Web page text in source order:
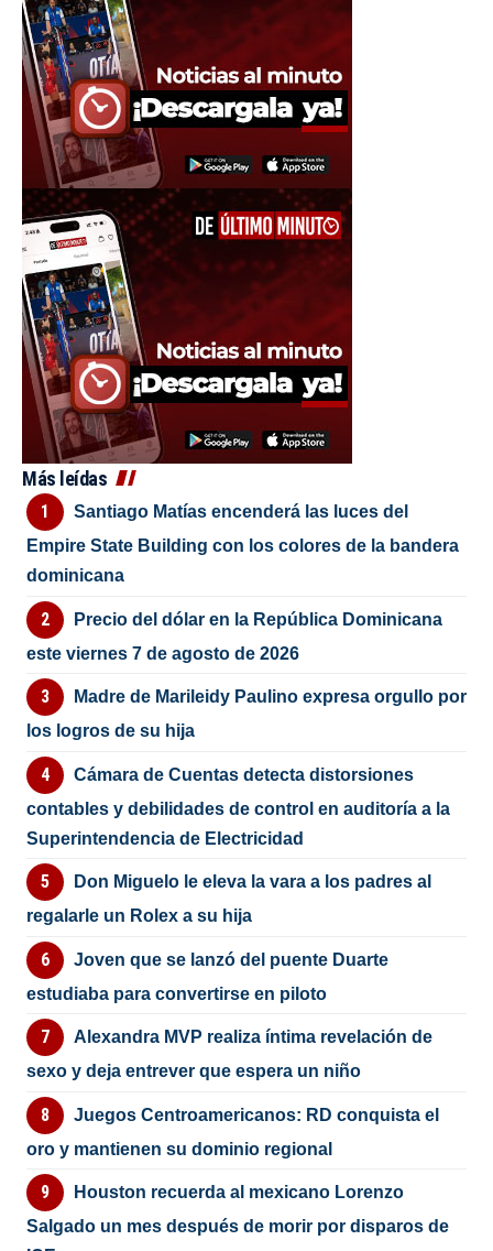
Más leídas
Santiago Matías encenderá las luces del
Empire State Building con los colores de la bandera
dominicana
Precio del dólar en la República Dominicana
este viernes 7 de agosto de 2026
Madre de Marileidy Paulino expresa orgullo por
los logros de su hija
Cámara de Cuentas detecta distorsiones
contables y debilidades de control en auditoría a la
Superintendencia de Electricidad
Don Miguelo le eleva la vara a los padres al
regalarle un Rolex a su hija
Joven que se lanzó del puente Duarte
estudiaba para convertirse en piloto
Alexandra MVP realiza íntima revelación de
sexo y deja entrever que espera un niño
Juegos Centroamericanos: RD conquista el
oro y mantienen su dominio regional
Houston recuerda al mexicano Lorenzo
Salgado un mes después de morir por disparos de